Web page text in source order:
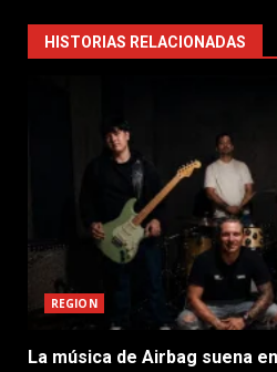
HISTORIAS RELACIONADAS
REGION
La música de Airbag suena